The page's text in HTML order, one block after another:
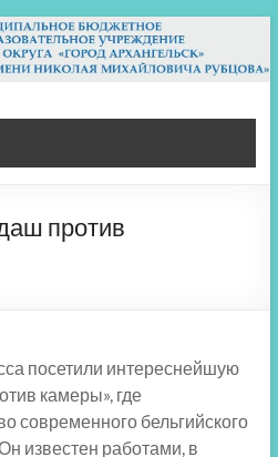
против
посетили интереснейшую
камеры», где
современного бельгийского
известен работами, в